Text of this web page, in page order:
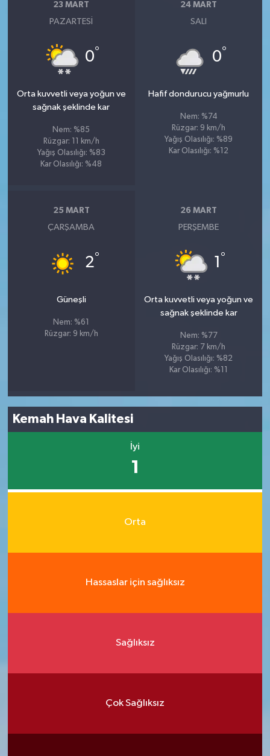
23 MART
PAZARTESI
0°
Orta kuvvetli veya yoğun ve
sağnak şeklinde kar
Nem: %85
Rüzgar: 11 km/h
Yağış Olasılığı: %83
Kar Olasılığı: %48
24 MART
SALI
0°
Hafif dondurucu yağmurlu
Nem: %74
Rüzgar: 9 km/h
Yağış Olasılığı: %89
Kar Olasılığı: %12
25 MART
ÇARŞAMBA
2°
Güneşli
Nem: %61
Rüzgar: 9 km/h
26 MART
PERŞEMBE
1 °
Orta kuvvetli veya yoğun ve
sağnak şeklinde kar
Nem: %77
Rüzgar: 7 km/h
Yağış Olasılığı: %82
Kar Olasılığı: %11
Kemah Hava Kalitesi
İyi
1
Orta
Hassaslar için sağlıksız
Sağlıksız
Çok Sağlıksız